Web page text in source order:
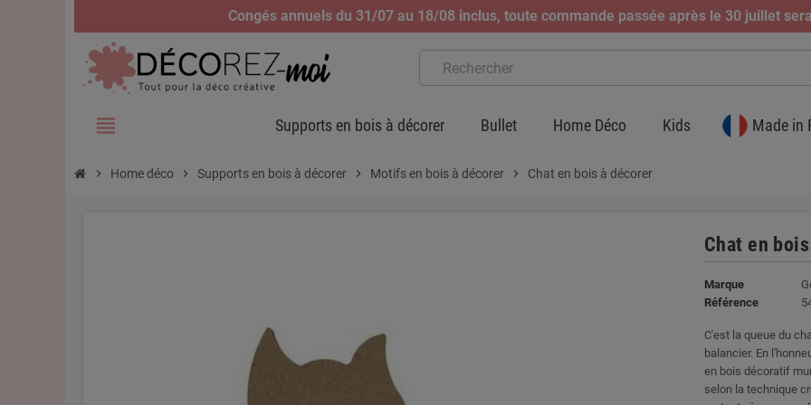
Congés annuels du 31/07 au 18/08 inclus, toute commande passée après le 30 juillet
view_headline Supports en bois à décorer Bullet Home Déco Kids Made in
chevron_right Home déco chevron_right Supports en bois à décorer chevron_right Motifs en bois à décorer chevron_right Chat en bois à décorer
Chat en
Marque
Référence
C'est la queue du
balancier. En
en bois décoratif
selon la technique